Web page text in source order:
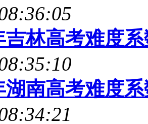
吉林高考难度
湖南高考难度